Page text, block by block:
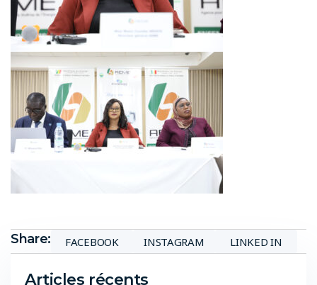
Share: FACEBOOK INSTAGRAM LINKED IN
Articles récents